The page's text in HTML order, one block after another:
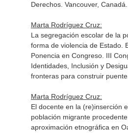
Derechos. Vancouver,
Marta Rodríguez Cruz:
La segregación escolar de la
forma de violencia de Estado.
Ponencia en Congreso. III
Identidades, Inclusión y
fronteras para construir
Marta Rodríguez Cruz:
El docente en la (re)inserción
población migrante
aproximación etnográfica en